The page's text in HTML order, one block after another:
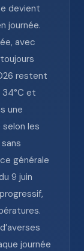
devient
journée.
avec
restent
34°C et
une
selon les
générale
9 juin
journée